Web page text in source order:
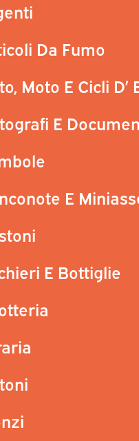
Da Fumo
Moto E Cicli D’
E
E
E Bottiglie